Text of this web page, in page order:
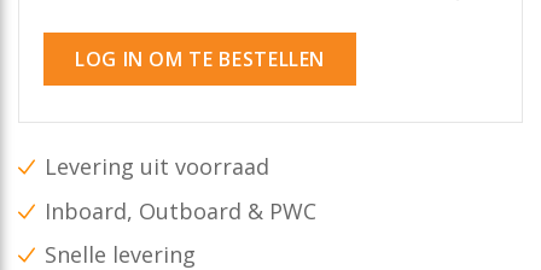
LOG IN OM TE BESTELLEN
Levering uit voorraad
Inboard, Outboard & PWC
Snelle levering